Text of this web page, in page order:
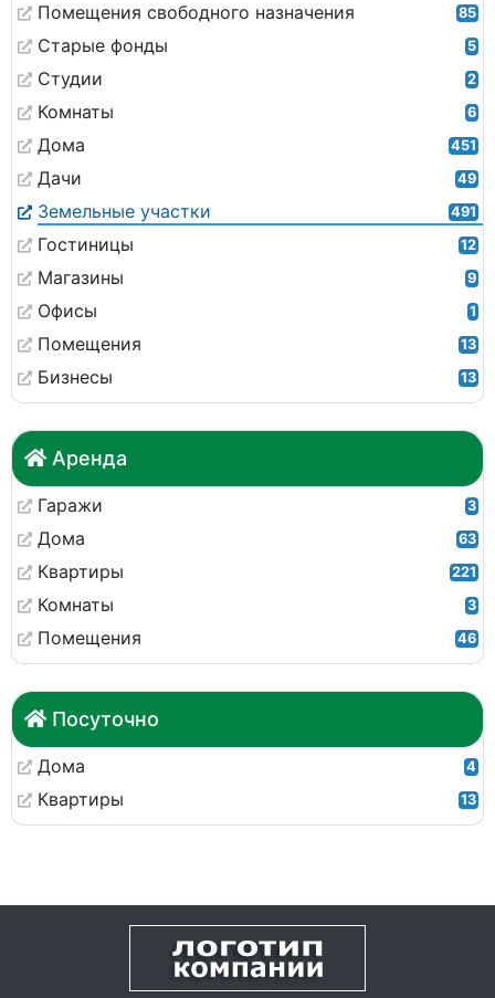
Помещения свободного назначения 85
Старые фонды 5
Студии 2
Комнаты 6
Дома 451
Дачи 49
Земельные участки 491
Гостиницы 12
Магазины 9
Офисы 1
Помещения 13
Бизнесы 13
Аренда
Гаражи 3
Дома 63
Квартиры 221
Комнаты 3
Помещения 46
Посуточно
Дома 4
Квартиры 13